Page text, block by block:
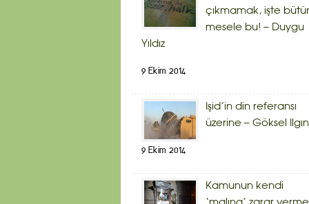
çıkmamak, işte
mesele bu! – Duygu
Yıldız
9 Ekim 2014
Işid’in din referansı
üzerine – Göksel Ilgın
9 Ekim 2014
Kamunun kendi